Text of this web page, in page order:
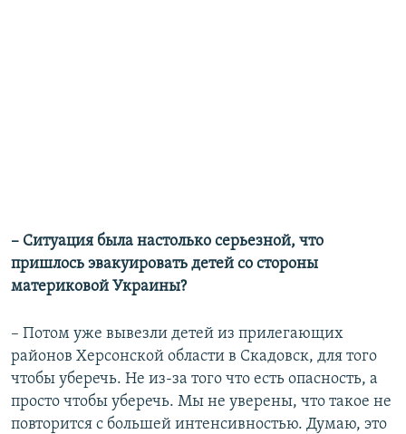
– Ситуация была настолько серьезной, что
пришлось эвакуировать детей со стороны
материковой Украины?
– Потом уже вывезли детей из прилегающих
районов Херсонской области в Скадовск, для того
чтобы уберечь. Не из-за того что есть опасность, а
просто чтобы уберечь. Мы не уверены, что такое не
повторится с большей интенсивностью. Думаю, это